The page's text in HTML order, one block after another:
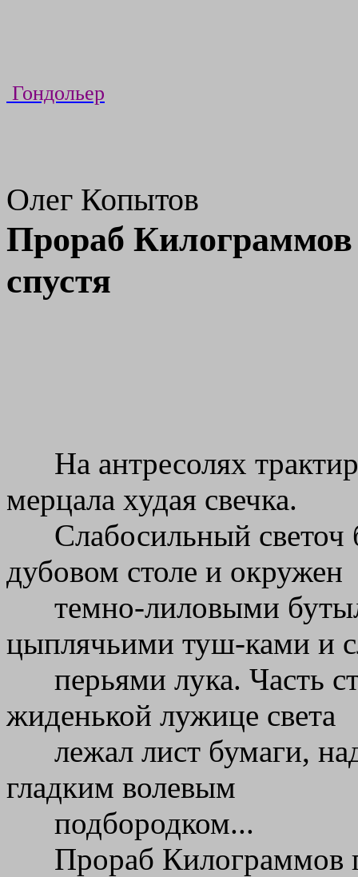
Гондольер
Олег Копытов
Прораб
спустя
На антресолях
мерцала худая свечка.
Слабосильный светоч
дубовом столе и окружен
темно-лиловыми
цыплячьими туш-ками и
перьями лука. Часть
жиденькой лужице света
лежал лист бумаги,
гладким волевым
подбородком...
Прораб Килограммов